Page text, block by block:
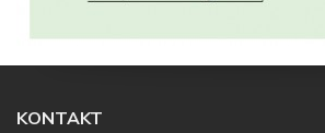
KONTAKT